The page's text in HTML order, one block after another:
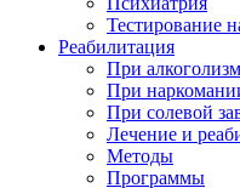
Тестирование
Реабилитация
При
При
При солевой
Лечение и
Методы
Программы